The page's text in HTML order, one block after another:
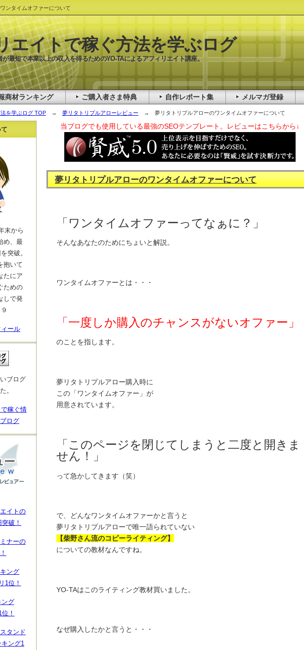
ンタイムオファーについて
を学ぶログ TOP → 夢リタトリプルアローレビュー → 夢リタトリプルアローのワンタイムオファーについて
当ブログでも使用している最強のSEOテンプレート。レビューはこちらから↓
夢リタトリプルアローのワンタイムオファーについて
「ワンタイムオファーってなぁに？」
そんなあなたのためにちょいと解説。
ワンタイムオファーとは・・・
「一度しか購入のチャンスがないオファー」
のことを指します。
夢リタトリプルアロー購入時に
この「ワンタイムオファー」が
用意されています。
「このページを閉じてしまうと二度と開きま
せん！」
って急かしてきます（笑）
で、どんなワンタイムオファーかと言うと
夢リタトリプルアローで唯一語られていない
【柴野さん流のコピーライティング】
についての教材なんですね。
YO-TAはこのライティング教材買いました。
なぜ購入したかと言うと・・・
末から
め、最
突破。
抱いて
たにア
ための
しで発
ール
ブログ
。
稼ぐ情
ログ
イトの
破！
ナーの
ング
1位！
ング
！
タンド
キング1
エイトで稼ぐ方法を学ぶログ
最短で本業以上の収入を得るためのYO-TAによるアフィリエイト講座。
商材ランキング ご購入者さま特典 自作レポート集 メルマガ登録